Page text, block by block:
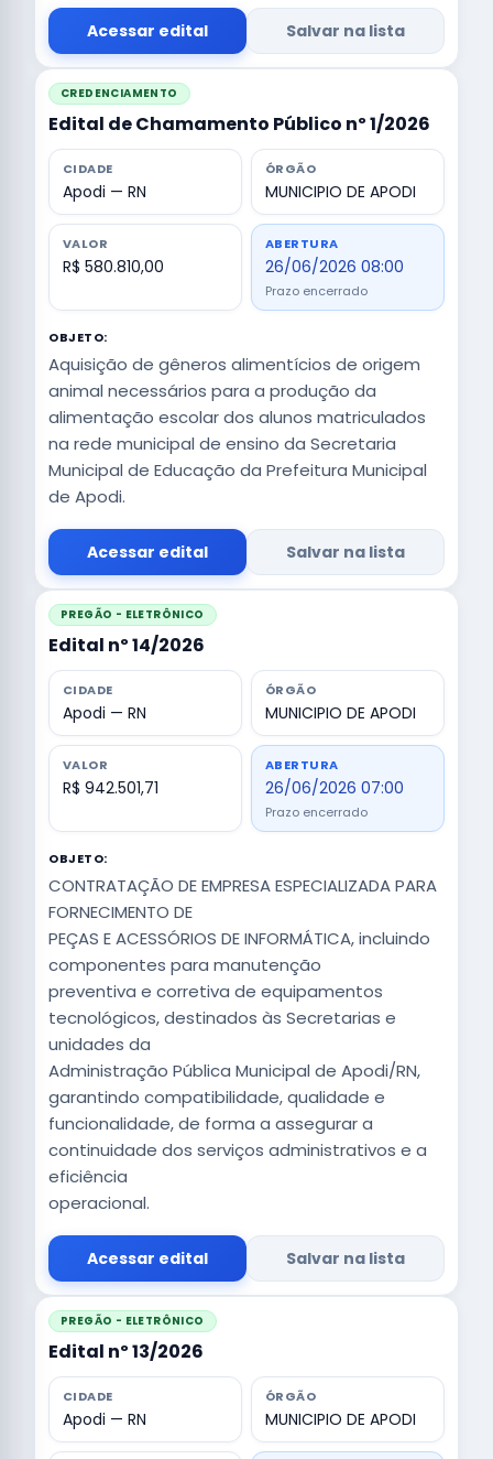
Acessar edital Salvar na lista
CREDENCIAMENTO
Edital de Chamamento Público nº 1/2026
CIDADE
Apodi — RN
ÓRGÃO
MUNICIPIO DE APODI
VALOR
R$ 580.810,00
ABERTURA
26/06/2026 08:00
Prazo encerrado
OBJETO:
Aquisição de gêneros alimentícios de origem
animal necessários para a produção da
alimentação escolar dos alunos matriculados
na rede municipal de ensino da Secretaria
Municipal de Educação da Prefeitura Municipal
de Apodi.
Acessar edital Salvar na lista
PREGÃO - ELETRÔNICO
Edital nº 14/2026
CIDADE
Apodi — RN
ÓRGÃO
MUNICIPIO DE APODI
VALOR
R$ 942.501,71
ABERTURA
26/06/2026 07:00
Prazo encerrado
OBJETO:
CONTRATAÇÃO DE EMPRESA ESPECIALIZADA PARA
FORNECIMENTO DE
PEÇAS E ACESSÓRIOS DE INFORMÁTICA, incluindo
componentes para manutenção
preventiva e corretiva de equipamentos
tecnológicos, destinados às Secretarias e
unidades da
Administração Pública Municipal de Apodi/RN,
garantindo compatibilidade, qualidade e
funcionalidade, de forma a assegurar a
continuidade dos serviços administrativos e a
eficiência
operacional.
Acessar edital Salvar na lista
PREGÃO - ELETRÔNICO
Edital nº 13/2026
CIDADE
Apodi — RN
ÓRGÃO
MUNICIPIO DE APODI